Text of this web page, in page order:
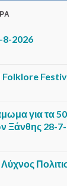
8-2026
για τα
Ξάνθης 28-